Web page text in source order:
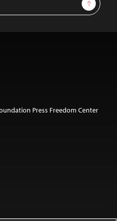
Press Freedom Center